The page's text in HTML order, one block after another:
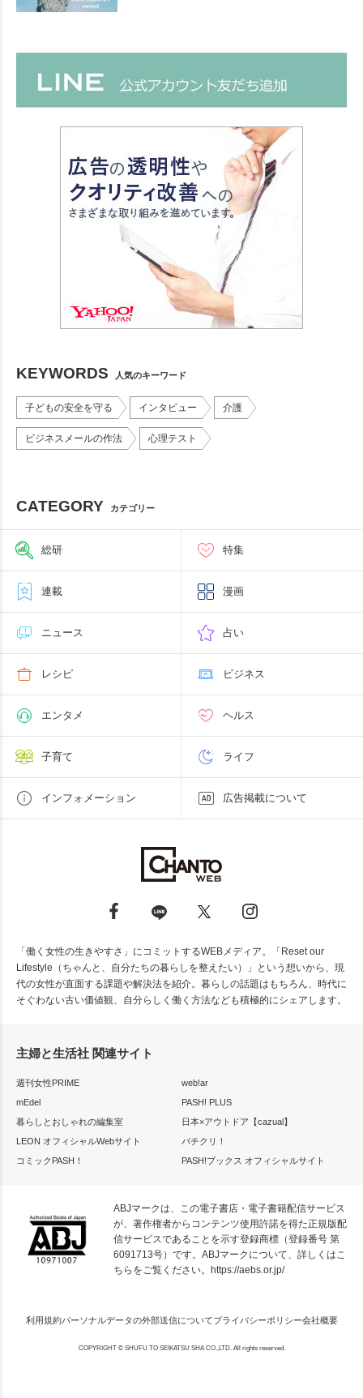
KEYWORDS 人気のキーワード
子どもの安全を守る インタビュー 介護
ビジネスメールの作法 心理テスト
CATEGORY カテゴリー
総研 特集
連載 漫画
ニュース 占い
レシピ ビジネス
エンタメ ヘルス
子育て ライフ
インフォメーション 広告掲載について
「働く女性の生きやすさ」にコミットするWEBメディア。「Reset our
Lifestyle（ちゃんと、自分たちの暮らしを整えたい）」という想いから、現
代の女性が直面する課題や解決法を紹介。暮らしの話題はもちろん、時代に
そぐわない古い価値観、自分らしく働く方法なども積極的にシェアします。
主婦と生活社 関連サイト
週刊女性PRIME
web!ar
mEdel
PASH! PLUS
暮らしとおしゃれの編集室
日本×アウトドア【cazual】
LEON オフィシャルWebサイト
パチクリ！
コミックPASH！
PASH!ブックス オフィシャルサイト
ABJマークは、この電子書店・電子書籍配信サービス
が、著作権者からコンテンツ使用許諾を得た正規版配
信サービスであることを示す登録商標（登録番号 第
6091713号）です。ABJマークについて、詳しくはこ
ちらをご覧ください。
https://aebs.or.jp/
利用規約パーソナルデータの外部送信についてプライバシーポリシー会社概要
COPYRIGHT © SHUFU TO SEIKATSU SHA CO.,LTD. All rights reserved.